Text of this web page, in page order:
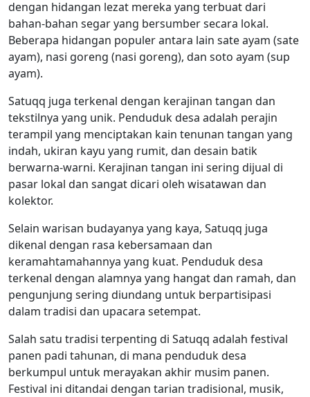
dengan hidangan lezat mereka yang terbuat dari
bahan-bahan segar yang bersumber secara lokal.
Beberapa hidangan populer antara lain sate ayam (sate
ayam), nasi goreng (nasi goreng), dan soto ayam (sup
ayam).
Satuqq juga terkenal dengan kerajinan tangan dan
tekstilnya yang unik. Penduduk desa adalah perajin
terampil yang menciptakan kain tenunan tangan yang
indah, ukiran kayu yang rumit, dan desain batik
berwarna-warni. Kerajinan tangan ini sering dijual di
pasar lokal dan sangat dicari oleh wisatawan dan
kolektor.
Selain warisan budayanya yang kaya, Satuqq juga
dikenal dengan rasa kebersamaan dan
keramahtamahannya yang kuat. Penduduk desa
terkenal dengan alamnya yang hangat dan ramah, dan
pengunjung sering diundang untuk berpartisipasi
dalam tradisi dan upacara setempat.
Salah satu tradisi terpenting di Satuqq adalah festival
panen padi tahunan, di mana penduduk desa
berkumpul untuk merayakan akhir musim panen.
Festival ini ditandai dengan tarian tradisional, musik,